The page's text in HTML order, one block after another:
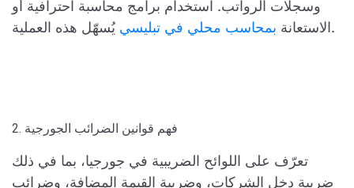
وسجلات الرواتب. استخدام برامج محاسبة احترافية أو
الاستعانة بمحاسب محلي في تبليسي يُسهّل هذه العملية.
2. فهم قوانين الضرائب الجورجية
تعرّف على اللوائح الضريبية في جورجيا، بما في ذلك
ضريبة دخل الشركات، وضريبة القيمة المضافة، وضرائب